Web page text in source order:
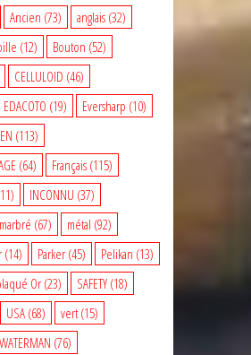
Ancien (73) anglais(32)
(12) Bouton (52)
CELLULOID (46)
EDACOTO (19) Eversharp (10)
(113)
(64) Français(115)
INCONNU (37)
marbré (67) métal (92)
(14) Parker(45) Pelikan (13)
Or(23) SAFETY(18)
USA(68) vert(15)
WATERMAN (76)